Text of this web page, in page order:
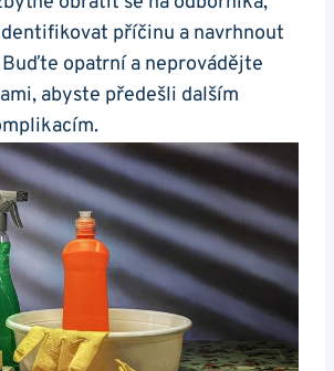
příčinu​ a navrhnout
opatrní a neprovádějte
abyste předešli dalším